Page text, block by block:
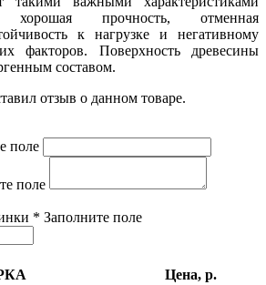
хорошая прочность, отменная
к нагрузке и негативному
факторов. Поверхность древесины
составом.
отзыв о данном товаре.
поле
поле
* Заполните поле
Цена, р.